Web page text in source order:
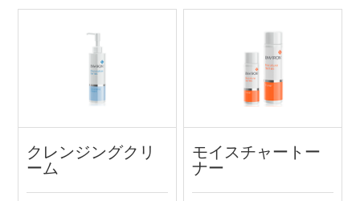
クレンジングクリ
ーム
モイスチャートー
ナー